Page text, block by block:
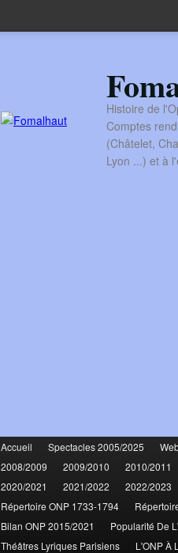
Histoire de
Comptes
(Châtelet,
Lyon ...) et à
Accueil Spectacles 2005/2025
2008/2009
2009/2010 2010/2011
2020/2021
2021/2022 2022/2023
Répertoire ONP 1733-1794
Bilan ONP 2015/2021
Popularité De
Théâtres Lyriques Parisiens
L'ONP À